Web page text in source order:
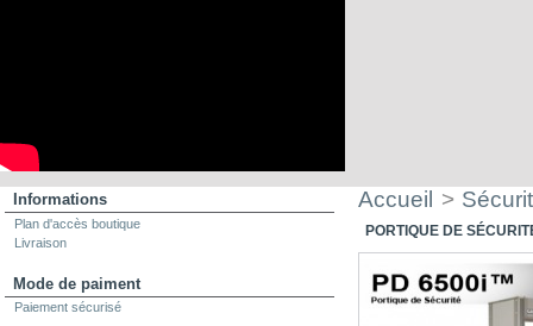
Informations
Plan d'accès boutique
Livraison
Mode de paiment
Paiement sécurisé
Accueil >
PORTIQUE DE